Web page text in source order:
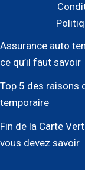
Assurance auto
ce qu’il faut savoir
Top 5 des raisons
temporaire
Fin de la Carte
vous devez savoir